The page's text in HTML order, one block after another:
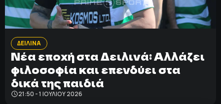
ΔΕΙΛΙΝΑ
Νέα εποχή στα Δειλινά: Αλλάζει
φιλοσοφία και επενδύει στα
δικά της παιδιά
21:50 - 1 ΙΟΥΛΊΟΥ 2026